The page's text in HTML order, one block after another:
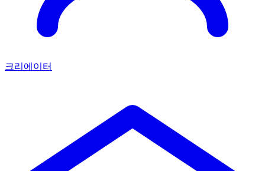
크리에이터